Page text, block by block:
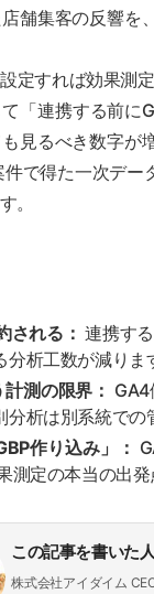
舗集客の反響
定すれば効果測
「連携する前に
見るべき数字が
件で得た一次デ
。
される： 連携す
析工数が減りま
測の限界：
析は別系統での
作り込み」：
測定の本当の出発
この記事を書いた
株式会社アイダイム